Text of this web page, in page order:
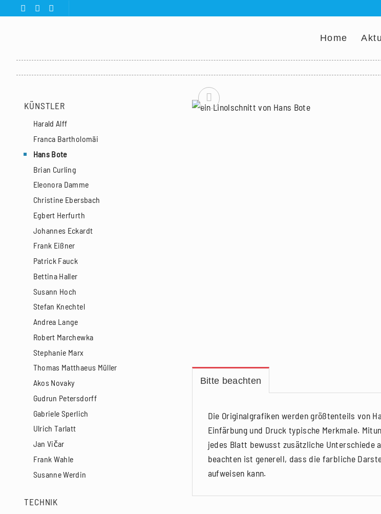
Home
KÜNSTLER
Harald Alff
Franca Bartholomäi
Hans Bote
Brian Curling
Eleonora Damme
Christine Ebersbach
Egbert Herfurth
Johannes Eckardt
Frank Eißner
Patrick Fauck
Bettina Haller
Susann Hoch
Stefan Knechtel
Andrea Lange
Robert Marchewka
Stephanie Marx
Thomas Matthaeus Müller
Akos Novaky
Gudrun Petersdorff
Gabriele Sperlich
Ulrich Tarlatt
Jan Vičar
Frank Wahle
Susanne Werdin
TECHNIK
Bitte beachten
Die Originalgrafiken werden größtenteils von
Einfärbung und Druck typische Merkmale.
jedes Blatt bewusst zusätzliche Unterschiede
beachten ist generell, dass die farbliche
aufweisen kann.